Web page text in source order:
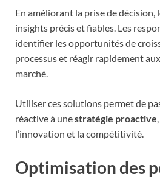
En améliorant la prise de
insights précis et fiables. Les
identifier les opportunités de
processus et réagir rapidement
marché.
Utiliser ces solutions permet de
réactive à unestratégie proactive
l’innovation et la compétitivité.
Optimisation des